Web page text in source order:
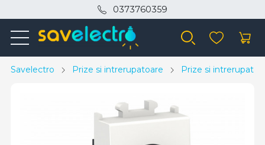
0373760359
Savelectro Prize si intrerupatoare Prize si